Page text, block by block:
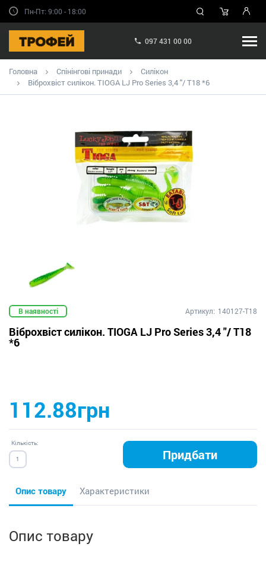
Пн-Пт: 9:00 - 18:00
097 431 00 00
Головна Спінінгові принади
Силікон
Віброхвіст силікон. TIOGA LJ Pro Series 3,4 "/ T18 *6
В наявності Артикул: 140127-T18
Віброхвіст силікон. TIOGA LJ Pro Series 3,4 "/ T18
*6
112.88грн
Кількість:
Придбати
Опис товару Характеристики
Опис товару